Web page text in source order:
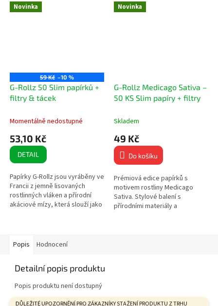
DŮLEŽITÉ UPOZORNĚNÍ PRO ZÁKAZNÍKY STAŽENÍ PRODUKTU Z TRHU
Novinka
59 Kč –10 %
G-Rollz 50 Slim papírků +
filtry & tácek
Momentálně nedostupné
53,10 Kč
DETAIL
Papírky G-Rollz jsou vyráběny ve
Francii z jemně lisovaných
rostlinných vláken a přírodní
akáciové mízy, která slouží jako
Novinka
G-Rollz Medicago Sativa –
50 KS Slim papíry + filtry
Skladem
49 Kč
Do košíku
Prémiová edice papírků s
motivem rostliny Medicago
Sativa. Stylové balení s
přírodními materiály a
Popis
Hodnocení
Detailní popis produktu
Popis produktu není dostupný